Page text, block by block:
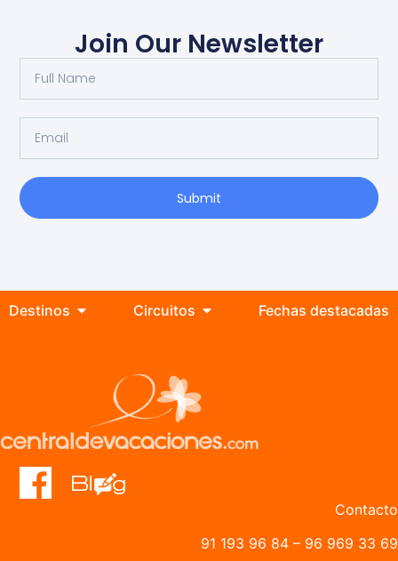
Join Our Newsletter
Submit
Destinos Circuitos Fechas destacadas
Contacto
91 193 96 84 – 96 969 33 69